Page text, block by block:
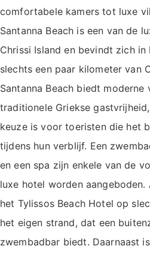
comfortabele kamers tot luxe
Santanna Beach is een van de
Chrissi Island en bevindt zich
slechts een paar kilometer van
Santanna Beach biedt moderne
traditionele Griekse
keuze is voor toeristen die het
tijdens hun verblijf. Een
en een spa zijn enkele van de
luxe hotel worden
het Tylissos Beach Hotel op
het eigen strand, dat een
zwembadbar biedt. Daarnaast